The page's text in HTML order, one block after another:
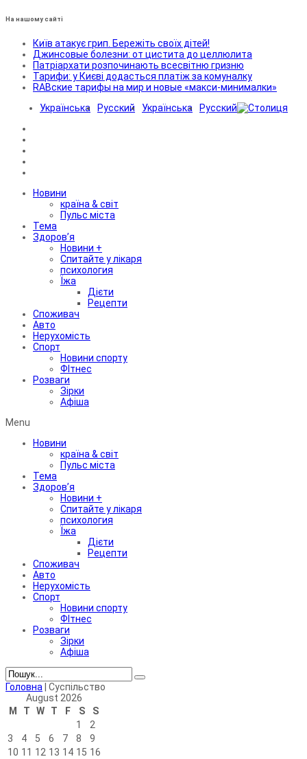
На нашому сайті
Київ атакує грип. Бережіть своїх дітей!
Джинсовые болезни: от цистита до целлюлита
Патріархати розпочинають всесвітню гризню
Тарифи: у Києві додасться платіж за комуналку
RABские тарифы на мир и новые «макси-минималки»
Українська
Русский Українська Русский
Новини
країна & світ
Пульс міста
Тема
Здоров’я
Новини +
Спитайте у лікаря
психология
Їжа
Дієти
Рецепти
Споживач
Авто
Нерухомість
Спорт
Новини спорту
ФІтнес
Розваги
Зірки
Афіша
Menu
Новини
країна & світ
Пульс міста
Тема
Здоров’я
Новини +
Спитайте у лікаря
психология
Їжа
Дієти
Рецепти
Споживач
Авто
Нерухомість
Спорт
Новини спорту
ФІтнес
Розваги
Зірки
Афіша
Головна
Суспільство
August 2026
M
T W T F S
S
1
2
3
4 5 6 7 8
9
10 11 12 13 14 15 16